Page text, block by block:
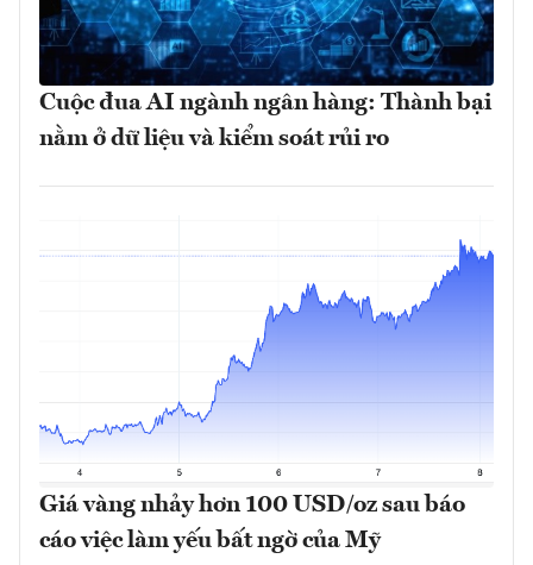
Cuộc đua AI ngành ngân hàng: Thành bại
nằm ở dữ liệu và kiểm soát rủi ro
Giá vàng nhảy hơn 100 USD/oz sau báo
cáo việc làm yếu bất ngờ của Mỹ